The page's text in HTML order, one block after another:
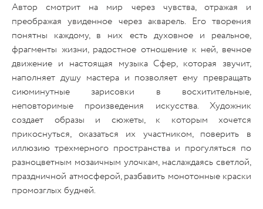
Автор смотрит на мир через чувства, отражая и
преображая увиденное через акварель. Его творения
понятны каждому, в них есть духовное и реальное,
фрагменты жизни, радостное отношение к ней, вечное
движение и настоящая музыка Сфер, которая звучит,
наполняет душу мастера и позволяет ему превращать
сиюминутные зарисовки в восхитительные,
неповторимые произведения искусства. Художник
создает образы и сюжеты, к которым хочется
прикоснуться, оказаться их участником, поверить в
иллюзию трехмерного пространства и прогуляться по
разноцветным мозаичным улочкам, наслаждаясь светлой,
праздничной атмосферой, разбавить монотонные краски
промозглых будней.